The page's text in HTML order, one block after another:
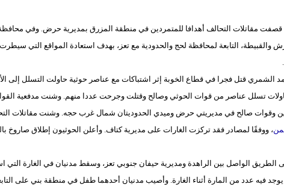
قصفت مقاتلات التحالف أهدافا للمتمردين في منطقة المزرق بمديرية حرض. وفي
التابعة لمحافظة لحج والحدودية مع تعز، بهدف استعادة المواقع التي
الشمري قتل فجرا في قطاع الخوبة إثر اشتباكات مع عناصر حوثية حاولت التسلل إلى
تسلل عناصر من قوات الحوثي وصالح وقتلت وجرحت عددا منهم. وشنت مدفعية
وقوات صالح في مديريتي حرض وميدي الحدوديتان شمال غرب حجه. وشنت مقاتلات
، ووفقًا لمصادر فقد تركزت الغارات على مديرية كتاف. وأعلن الحوثيون إطلاق صاروخ
الواصل بين الراهدة ومديرية حيفان جنوبي تعز، وسقط مدنيان في الغارة
فيه عدد من المارة أثناء الغارة. وأصيب مدنيان أحدهما طفل في منطقة بني على